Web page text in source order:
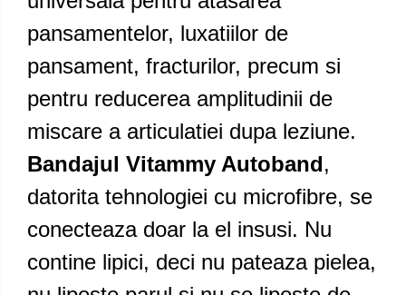
pansamentelor, luxatiilor de
pansament, fracturilor, precum si
pentru reducerea amplitudinii de
miscare a articulatiei dupa leziune.
Bandajul Vitammy Autoband,
datorita tehnologiei cu microfibre, se
conecteaza doar la el insusi. Nu
contine lipici, deci nu pateaza pielea,